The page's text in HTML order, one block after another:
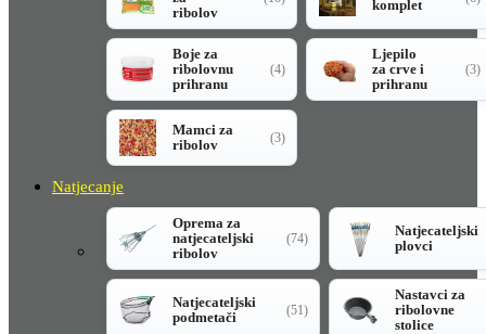
ribolov
komplet
Boje za
ribolovnu
prihranu
(4)
Ljepilo
za crve i
prihranu
(3)
Mamci za
ribolov
(3)
Natjecanje
Oprema za
natjecateljski
ribolov
(74)
Natjecateljski
plovci
Natjecateljski
podmetači
(51)
Nastavci za
ribolovne
stolice